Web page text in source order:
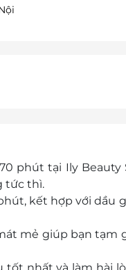
phút tại Ily
tức thì.
kết hợp với dầu
mẻ giúp bạn tạm